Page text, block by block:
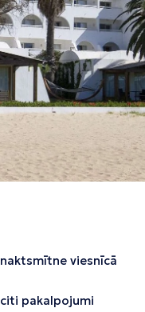
Tirāna
naktsmītne viesnīcā
citi pakalpojumi